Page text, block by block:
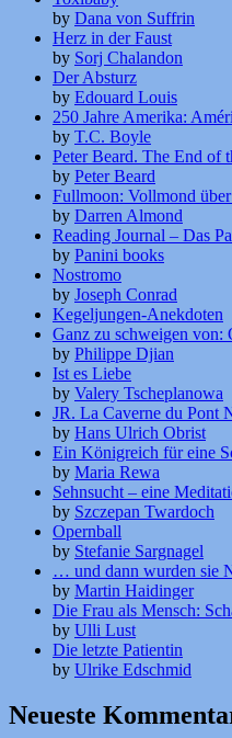
by Dana von Suffrin
Herz in der Faust
by Sorj Chalandon
Der Absturz
by Edouard Louis
250 Jahre Amerika:
by T.C. Boyle
Peter Beard. The End of
by Peter Beard
Fullmoon: Vollmond
by Darren Almond
Reading Journal – Das
by Panini books
Nostromo
by Joseph Conrad
Kegeljungen-Anekdoten
Ganz zu schweigen von:
by Philippe Djian
Ist es Liebe
by Valery Tscheplanowa
JR. La Caverne du Pont
by Hans Ulrich Obrist
Ein Königreich für eine
by Maria Rewa
Sehnsucht – eine
by Szczepan Twardoch
Opernball
by Stefanie Sargnagel
… und dann wurden sie
by Martin Haidinger
Die Frau als Mensch:
by Ulli Lust
Die letzte Patientin
by Ulrike Edschmid
Neueste